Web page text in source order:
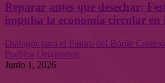
Reparar antes que desechar:
impulsa la economía circular en
Diálogos para el Futuro del Borde
Pueblos Originarios
Junio 1, 2026